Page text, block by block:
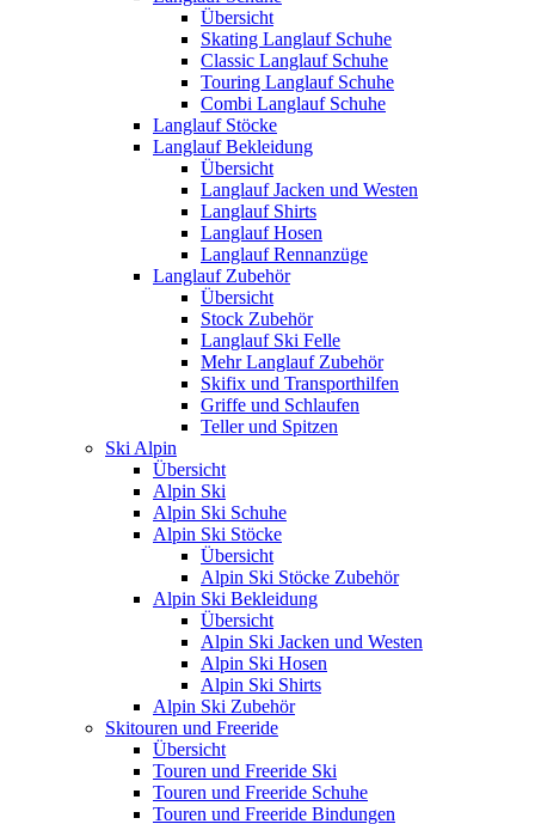
Übersicht
Skating Langlauf Schuhe
Classic Langlauf Schuhe
Touring Langlauf Schuhe
Combi Langlauf Schuhe
Langlauf Stöcke
Langlauf Bekleidung
Übersicht
Langlauf Jacken und Westen
Langlauf Shirts
Langlauf Hosen
Langlauf Rennanzüge
Langlauf Zubehör
Übersicht
Stock Zubehör
Langlauf Ski Felle
Mehr Langlauf Zubehör
Skifix und Transporthilfen
Griffe und Schlaufen
Teller und Spitzen
Ski Alpin
Übersicht
Alpin Ski
Alpin Ski Schuhe
Alpin Ski Stöcke
Übersicht
Alpin Ski Stöcke Zubehör
Alpin Ski Bekleidung
Übersicht
Alpin Ski Jacken und Westen
Alpin Ski Hosen
Alpin Ski Shirts
Alpin Ski Zubehör
Skitouren und Freeride
Übersicht
Touren und Freeride Ski
Touren und Freeride Schuhe
Touren und Freeride Bindungen